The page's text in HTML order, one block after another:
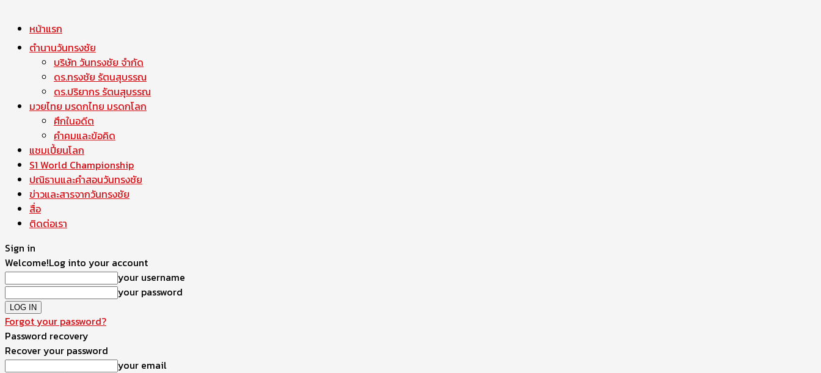
หน้าแรก
ตำนานวันทรงชัย
บริษัท วันทรงชัย จำกัด
ดร.ทรงชัย รัตนสุบรรณ
ดร.ปริยากร รัตนสุบรรณ
มวยไทย มรดกไทย มรดกโลก
ศึกในอดีต
คำคมและข้อคิด
แชมเปี้ยนโลก
S1 World Championship
ปณิธานและคำสอนวันทรงชัย
ข่าวและสารจากวันทรงชัย
สื่อ
ติดต่อเรา
Sign in
Welcome!Log into your account
your username
your password
Forgot your password?
Password recovery
Recover your password
your email